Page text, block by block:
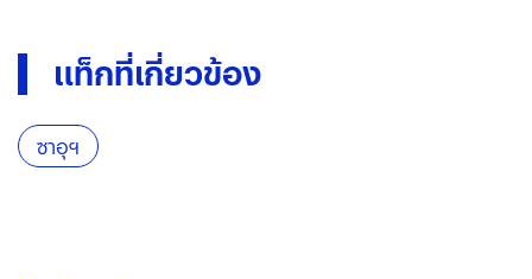
แท็กที่เกี่ยวข้อง
ซาอุฯ